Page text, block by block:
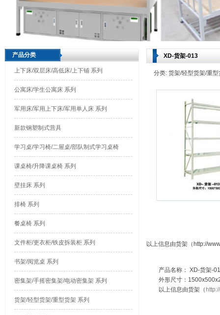
产品分类
上下床/双层床/高低床/上下铺 系列
公寓床/学生公寓床 系列
军用床/军用上下床/军用单人床 系列
新款钢塑制式营具
学习桌/学习椅/二屉桌/部队制式学习桌椅
课桌椅/升降课桌椅 系列
壁挂床 系列
排椅 系列
餐桌椅 系列
文件柜/更衣柜/铁皮拆装柜 系列
书架/阅览桌 系列
密集架/手摇密集架/电动密集架 系列
货架/轻型货架/重型货架 系列
XD-货架-013
分类: 货架/轻型货架/重
以上信息由货架（http://
产品名称： XD-货架-
外形尺寸：
以上信息由货架（